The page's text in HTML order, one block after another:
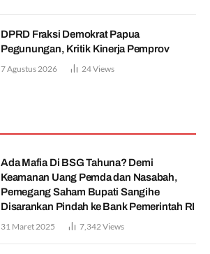
DPRD Fraksi Demokrat Papua
Pegunungan, Kritik Kinerja Pemprov
7 Agustus 2026 24Views
Ada Mafia Di BSG Tahuna? Demi
Keamanan Uang Pemda dan Nasabah,
Pemegang Saham Bupati Sangihe
Disarankan Pindah ke Bank Pemerintah RI
31 Maret 2025 7,342Views